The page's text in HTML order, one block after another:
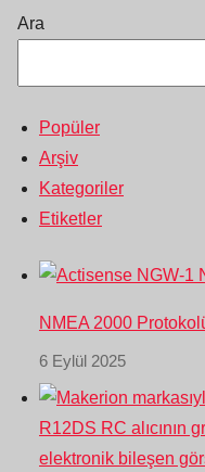
Ara
Popüler
Arşiv
Kategoriler
Etiketler
NMEA 2000
6 Eylül 2025